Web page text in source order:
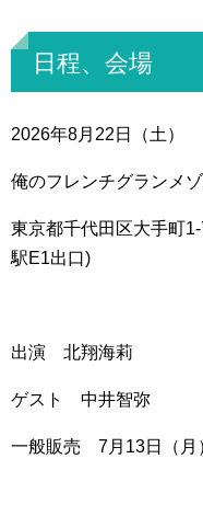
日程、会場
2026年8月22日（土）
俺のフレンチグランメ
東京都千代田区大手町
駅E1出口)
出演 北翔海莉
ゲスト 中井智弥
一般販売 7月13日（月